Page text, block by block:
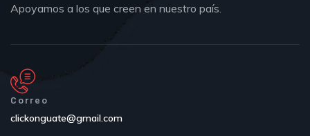
Apoyamos a los que creen en nuestro país.
Correo
clickonguate@gmail.com